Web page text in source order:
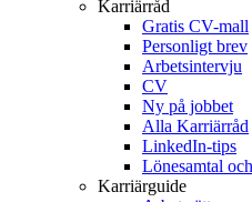
Karriärråd
Gratis CV-mall
Personligt brev
Arbetsintervju
CV
Ny på jobbet
Alla Karriärråd
LinkedIn-tips
Lönesamtal
Karriärguide